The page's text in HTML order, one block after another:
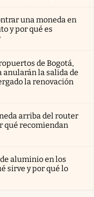
una moneda en
y por qué es
de Bogotá,
la salida de
la renovación
arriba del router
qué recomiendan
aluminio en los
sirve y por qué lo